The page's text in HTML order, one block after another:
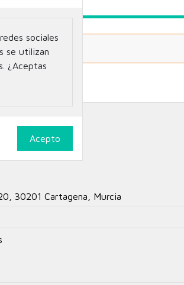
30201 Cartagena, Murcia
sociales
se utilizan
¿Aceptas